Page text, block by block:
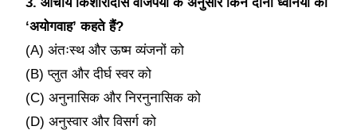
‘अयोगवाह’ कहते हैं?
(A) अंतःस्थ और ऊष्म व्यंजनों को
(B) प्लुत और दीर्घ स्वर को
(C) अनुनासिक और निरनुनासिक को
(D) अनुस्वार और विसर्ग को